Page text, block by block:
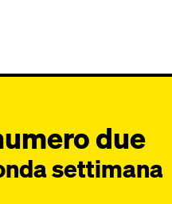
due
settimana